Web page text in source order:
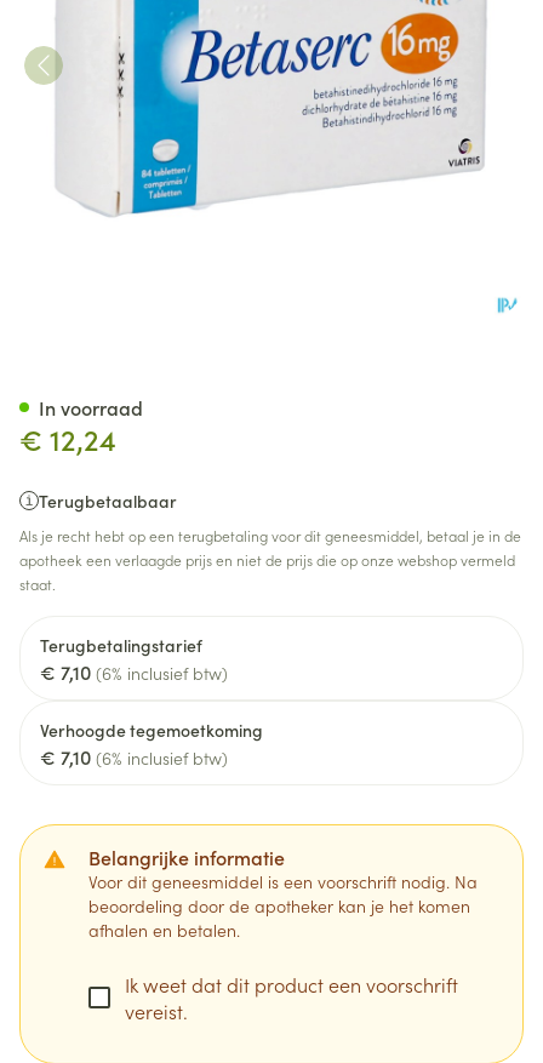
€ 12,24
Terugbetaalbaar
Als je recht hebt op een terugbetaling voor dit geneesmiddel, betaal je in de
apotheek een verlaagde prijs en niet de prijs die op onze webshop vermeld
staat.
Terugbetalingstarief
€ 7,10 (6% inclusief btw)
Verhoogde tegemoetkoming
€ 7,10 (6% inclusief btw)
Belangrijke informatie
Voor dit geneesmiddel is een voorschrift nodig. Na
beoordeling door de apotheker kan je het komen
afhalen en betalen.
Ik weet dat dit product een voorschrift
vereist.
In voorraad